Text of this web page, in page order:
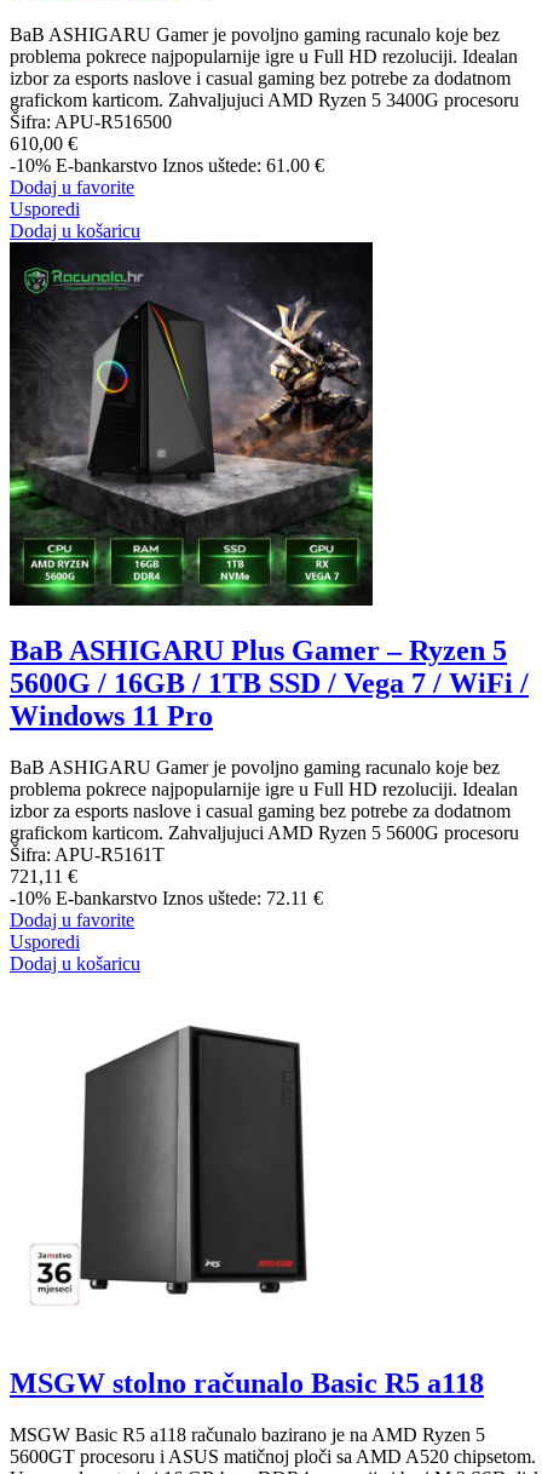
BaB ASHIGARU Gamer je povoljno gaming racunalo koje bez
problema pokrece najpopularnije igre u Full HD rezoluciji. Idealan
izbor za esports naslove i casual gaming bez potrebe za dodatnom
grafickom karticom. Zahvaljujuci AMD Ryzen 5 3400G procesoru
Šifra: APU-R516500
610,00 €
-10% E-bankarstvo Iznos uštede: 61.00 €
Dodaj u favorite
Usporedi
Dodaj u košaricu
BaB ASHIGARU Plus Gamer – Ryzen 5
5600G / 16GB / 1TB SSD / Vega 7 / WiFi /
Windows 11 Pro
BaB ASHIGARU Gamer je povoljno gaming racunalo koje bez
problema pokrece najpopularnije igre u Full HD rezoluciji. Idealan
izbor za esports naslove i casual gaming bez potrebe za dodatnom
grafickom karticom. Zahvaljujuci AMD Ryzen 5 5600G procesoru
Šifra: APU-R5161T
721,11 €
-10% E-bankarstvo Iznos uštede: 72.11 €
Dodaj u favorite
Usporedi
Dodaj u košaricu
MSGW stolno računalo Basic R5 a118
MSGW Basic R5 a118 računalo bazirano je na AMD Ryzen 5
5600GT procesoru i ASUS matičnoj ploči sa AMD A520 chipsetom.